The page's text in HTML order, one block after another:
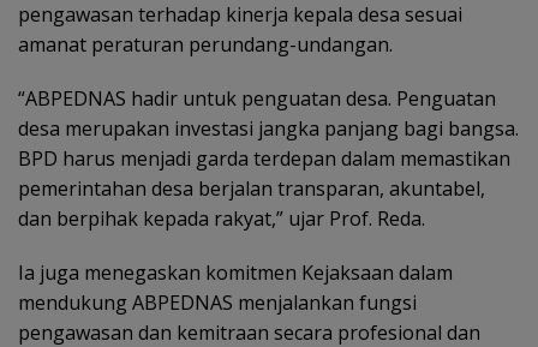
pengawasan terhadap kinerja kepala desa sesuai
amanat peraturan perundang-undangan.
“ABPEDNAS hadir untuk penguatan desa. Penguatan
desa merupakan investasi jangka panjang bagi bangsa.
BPD harus menjadi garda terdepan dalam memastikan
pemerintahan desa berjalan transparan, akuntabel,
dan berpihak kepada rakyat,” ujar Prof. Reda.
Ia juga menegaskan komitmen Kejaksaan dalam
mendukung ABPEDNAS menjalankan fungsi
pengawasan dan kemitraan secara profesional dan